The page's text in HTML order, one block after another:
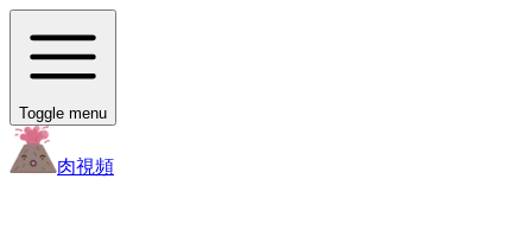
Toggle menu
肉視頻